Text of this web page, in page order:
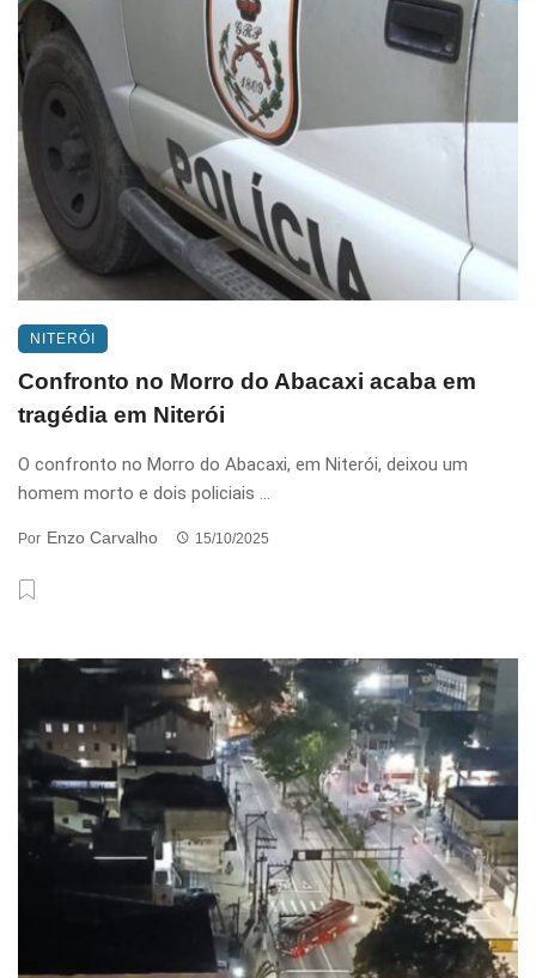
NITERÓI
Confronto no Morro do Abacaxi acaba em
tragédia em Niterói
O confronto no Morro do Abacaxi, em Niterói, deixou um
homem morto e dois policiais ...
Por Enzo Carvalho 15/10/2025